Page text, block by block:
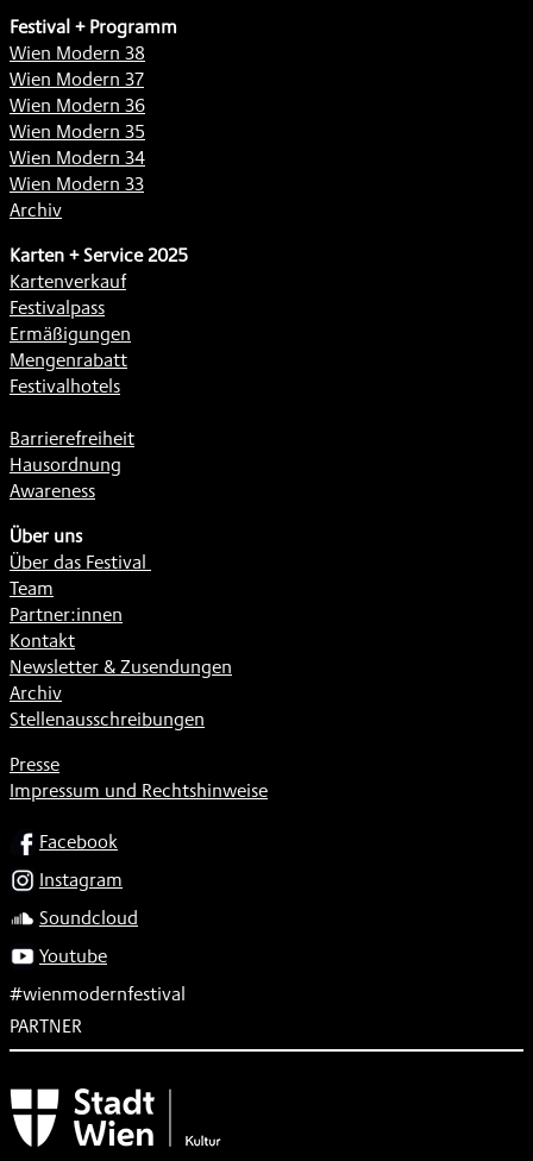
Festival + Programm
Wien Modern 38
Wien Modern 37
Wien Modern 36
Wien Modern 35
Wien Modern 34
Wien Modern 33
Archiv
Karten + Service 2025
Kartenverkauf
Festivalpass
Ermäßigungen
Mengenrabatt
Festivalhotels
Barrierefreiheit
Hausordnung
Awareness
Über uns
Über das Festival
Team
Partner:innen
Kontakt
Newsletter & Zusendungen
Archiv
Stellenausschreibungen
Presse
Impressum und Rechtshinweise
SOCIALFacebook
Instagram
Soundcloud
Youtube
#wienmodernfestival
PARTNER
Subventionsgeber